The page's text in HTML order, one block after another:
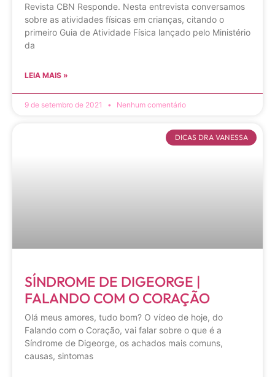
Revista CBN Responde. Nesta entrevista conversamos
sobre as atividades físicas em crianças, citando o
primeiro Guia de Atividade Física lançado pelo Ministério
da
LEIA MAIS »
9 de setembro de 2021 Nenhum comentário
DICAS DRA VANESSA
SÍNDROME DE DIGEORGE |
FALANDO COM O CORAÇÃO
Olá meus amores, tudo bom? O vídeo de hoje, do
Falando com o Coração, vai falar sobre o que é a
Síndrome de Digeorge, os achados mais comuns,
causas, sintomas